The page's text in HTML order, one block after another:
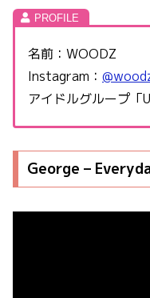
名前：WOODZ
Instagram：
アイドルグループ「
George –